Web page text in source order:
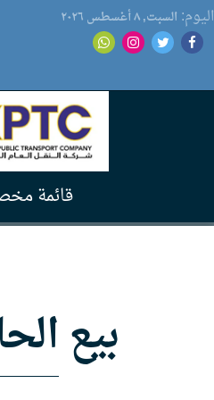
اليوم: السبت, ٨ أغسطس ۲٠۲٦
قائمة
عن الشركة بيع